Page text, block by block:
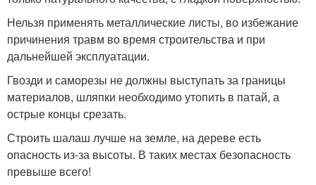
Нельзя применять металлические листы, во избежание
причинения травм во время строительства и при
дальнейшей эксплуатации.
Гвозди и саморезы не должны выступать за границы
материалов, шляпки необходимо утопить в патай, а
острые концы срезать.
Строить шалаш лучше на земле, на дереве есть
опасность из-за высоты. В таких местах безопасность
превыше всего!